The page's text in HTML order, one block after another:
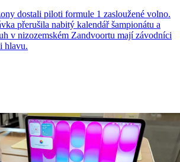
dostali piloti formule 1 zasloužené volno.
přerušila nabitý kalendář šampionátu a
v nizozemském Zandvoortu mají závodníci
hlavu.